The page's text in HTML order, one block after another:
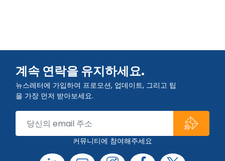
계속 연락을 유지하세요.
뉴스레터에 가입하여 프로모션, 업데이트, 그리고 팁
을 가장 먼저 받아보세요.
커뮤니티에 참여해주세요